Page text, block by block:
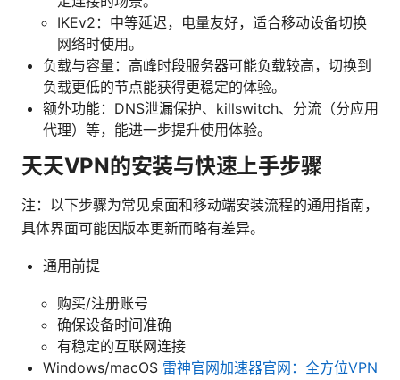
IKEv2：中等延迟，电量友好，适合移动设备切换
网络时使用。
负载与容量：高峰时段服务器可能负载较高，切换到
负载更低的节点能获得更稳定的体验。
额外功能：DNS泄漏保护、killswitch、分流（分应用
代理）等，能进一步提升使用体验。
天天VPN的安装与快速上手步骤
注：以下步骤为常见桌面和移动端安装流程的通用指南，
具体界面可能因版本更新而略有差异。
通用前提
购买/注册账号
确保设备时间准确
有稳定的互联网连接
Windows/macOS 雷神官网加速器官网：全方位VPN